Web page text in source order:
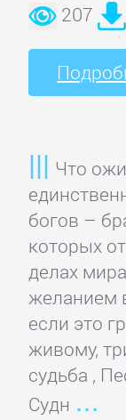
207
Что
богов –
которых
делах
желанием
если это
живому,
судьба ,
Судн
любовные
романы
любовные
романы
Короткие
любовные
романы
Любовно-
романы